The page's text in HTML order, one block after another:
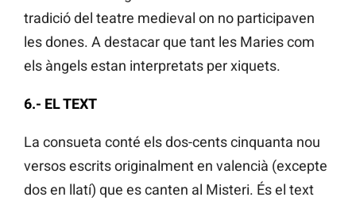
tradició del teatre medieval on no participaven
les dones. A destacar que tant les Maries com
els àngels estan interpretats per xiquets.
6.- EL TEXT
La consueta conté els dos-cents cinquanta nou
versos escrits originalment en valencià (excepte
dos en llatí) que es canten al Misteri. És el text